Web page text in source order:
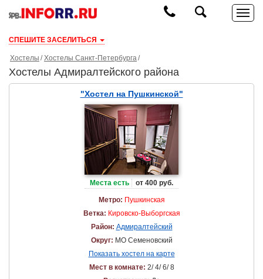
СПЕШИТЕ ЗАСЕЛИТЬСЯ
Хостелы Хостелы Санкт-Петербурга
Хостелы Адмиралтейского района
"Хостел на Пушкинской"
Места есть от 400 руб.
Метро: Пушкинская
Ветка: Кировско-Выборгская
Район: Адмиралтейский
Округ: МО Семеновский
Показать хостел на карте
Мест в комнате: 2/ 4/ 6/ 8